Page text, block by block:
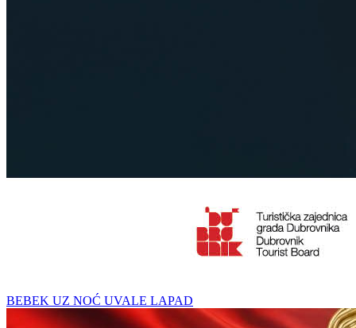
BEBEK UZ NOĆ UVALE LAPAD